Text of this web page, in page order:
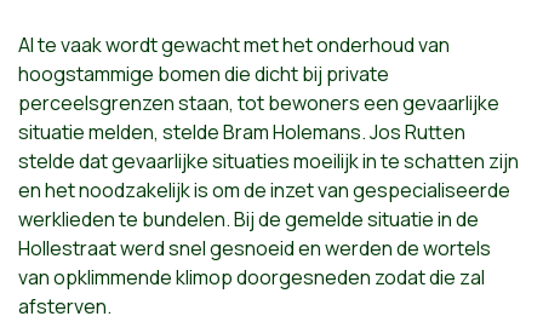
Al te vaak wordt gewacht met het onderhoud van
hoogstammige bomen die dicht bij private
perceelsgrenzen staan, tot bewoners een gevaarlijke
situatie melden, stelde Bram Holemans. Jos Rutten
stelde dat gevaarlijke situaties moeilijk in te schatten zijn
en het noodzakelijk is om de inzet van gespecialiseerde
werklieden te bundelen. Bij de gemelde situatie in de
Hollestraat werd snel gesnoeid en werden de wortels
van opklimmende klimop doorgesneden zodat die zal
afsterven.